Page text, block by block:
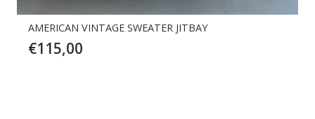
AMERICAN VINTAGE SWEATER JITBAY
€115,00